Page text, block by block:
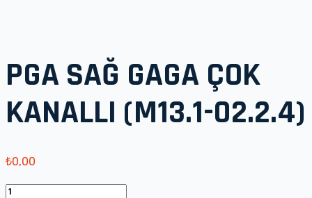
PGA SAĞ GAGA ÇOK
KANALLI (M13.1-02.2.4)
₺0,00
PGA